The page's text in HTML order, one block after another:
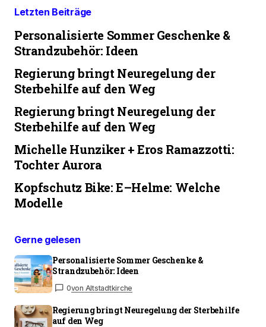
Letzten Beiträge
Personalisierte Sommer Geschenke &
Strandzubehör: Ideen
Regierung bringt Neuregelung der
Sterbehilfe auf den Weg
Regierung bringt Neuregelung der
Sterbehilfe auf den Weg
Michelle Hunziker + Eros Ramazzotti:
Tochter Aurora
Kopfschutz Bike: E–Helme: Welche
Modelle
Gerne gelesen
Personalisierte Sommer Geschenke &
Strandzubehör: Ideen
0von Altstadtkirche
Regierung bringt Neuregelung der Sterbehilfe
auf den Weg